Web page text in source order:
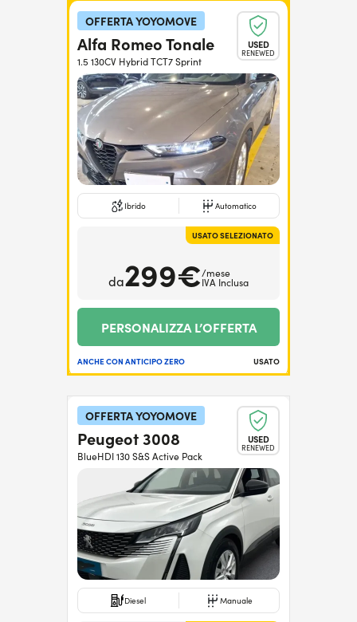
OFFERTA YOYOMOVE
USED
RENEWED
Alfa Romeo Tonale
1.5 130CV Hybrid TCT7 Sprint
Ibrido Automatico
USATO SELEZIONATO
da299€/mese
IVA Inclusa
PERSONALIZZA L’OFFERTA
ANCHE CON ANTICIPO ZERO USATO
OFFERTA YOYOMOVE
USED
RENEWED
Peugeot 3008
BlueHDI 130 S&S Active Pack
Diesel Manuale